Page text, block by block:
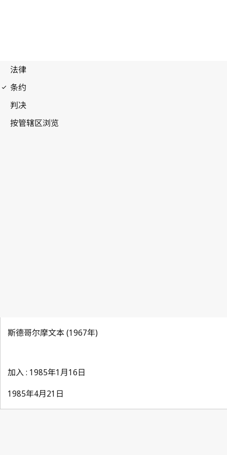
斯德哥尔摩文本 (1967年)
加入 : 1985年1月16日
1985年4月21日